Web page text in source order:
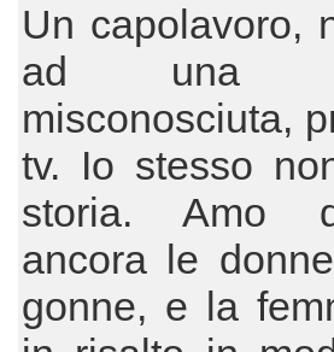
Un capolavoro,
ad una
misconosciuta,
tv. Io stesso
storia. Amo
ancora le
gonne, e la